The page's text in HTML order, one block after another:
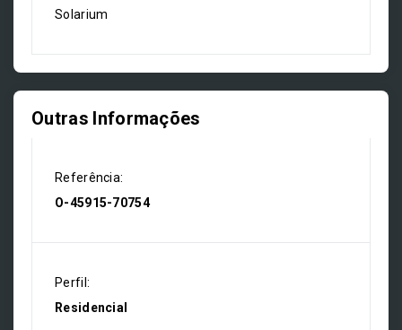
Solarium
Outras Informações
Referência:
O-45915-70754
Perfil:
Residencial